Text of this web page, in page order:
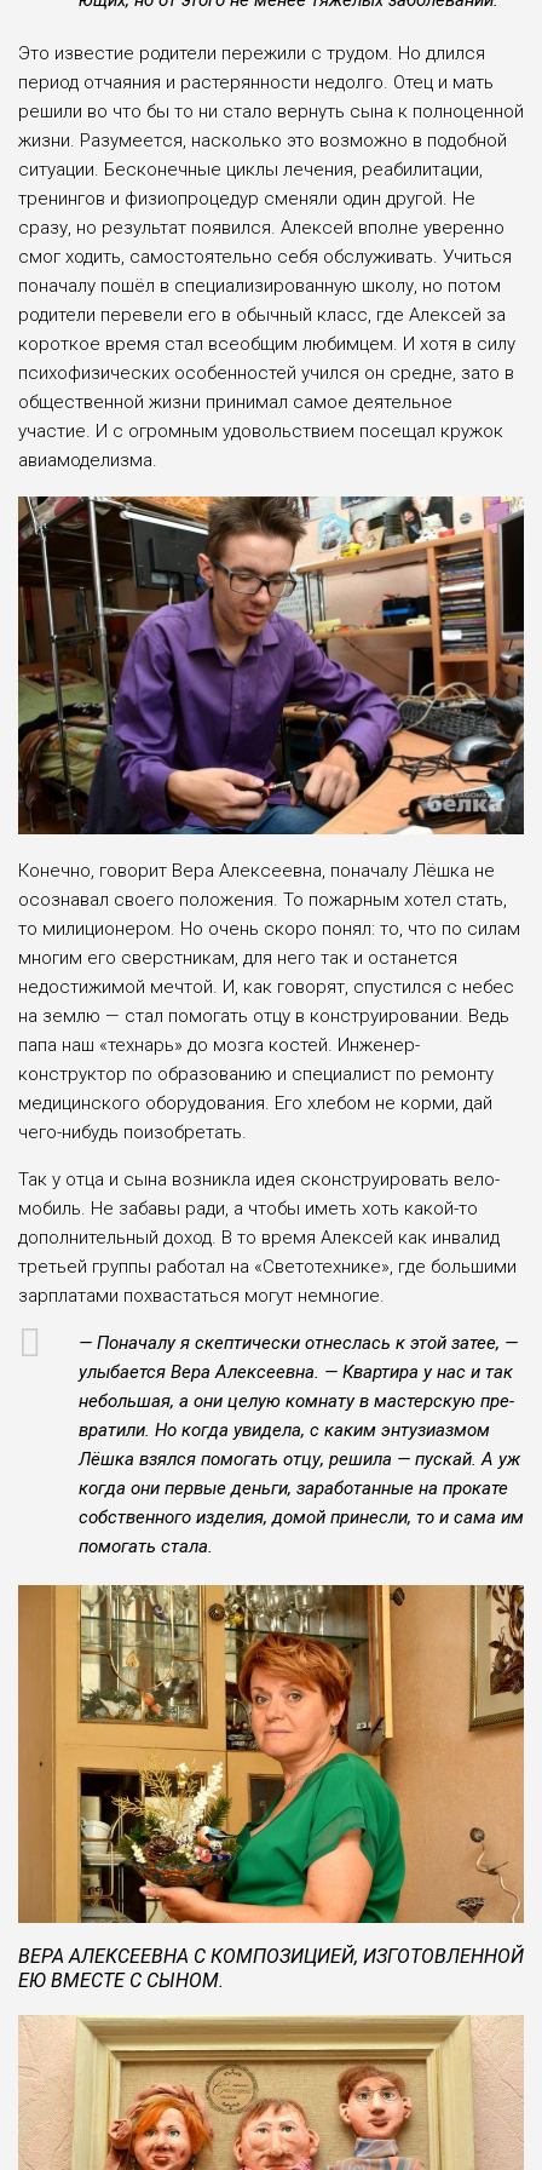
Это известие родители пережили с трудом. Но длил­ся
период отчаяния и рас­терянности недолго. Отец и мать
решили во что бы то ни стало вернуть сына к пол­ноценной
жизни. Разумеет­ся, насколько это возможно в подобной
ситуации. Беско­нечные циклы лечения, реа­билитации,
тренингов и физи­опроцедур сменяли один дру­гой. Не
сразу, но результат появился. Алексей вполне уверенно
смог ходить, само­стоятельно себя обслуживать. Учиться
поначалу пошёл в специализированную школу, но потом
родители переве­ли его в обычный класс, где Алексей за
короткое время стал всеобщим любимцем. И хотя в силу
психофизических особенностей учился он сред­не, зато в
общественной жиз­ни принимал самое деятель­ное
участие. И с огромным удовольствием посещал кру­жок
авиамоделизма.
Конечно, говорит Вера Алексеевна, поначалу Лёш­ка не
осознавал своего поло­жения. То пожарным хотел стать,
то милиционером. Но очень скоро понял: то, что по силам
многим его сверстни­кам, для него так и останет­ся
недостижимой мечтой. И, как говорят, спустился с небес
на землю — стал помогать отцу в конструировании. Ведь
папа наш «технарь» до мозга костей. Инженер-
конструктор по образованию и специалист по ремонту
медицинского обо­рудования. Его хлебом не кор­ми, дай
чего-нибудь поизо­бретать.
Так у отца и сына возникла идея сконструировать вело­
мобиль. Не забавы ради, а чтобы иметь хоть какой-то
дополнительный доход. В то время Алексей как инвалид
третьей группы работал на «Светотехнике», где больши­ми
зарплатами похвастаться могут немногие.
— Поначалу я скептиче­ски отнеслась к этой затее, —
улыбается Вера Алексе­евна. — Квартира у нас и так
небольшая, а они целую комнату в мастерскую пре­
вратили. Но когда увидела, с каким энтузиазмом
Лёшка взялся помогать отцу, реши­ла — пускай. А уж
когда они первые деньги, заработан­ные на прокате
собственно­го изделия, домой принесли, то и сама им
помогать стала.
ВЕРА АЛЕКСЕЕВНА С КОМПОЗИЦИЕЙ, ИЗГОТОВЛЕННОЙ
ЕЮ ВМЕСТЕ С СЫНОМ.